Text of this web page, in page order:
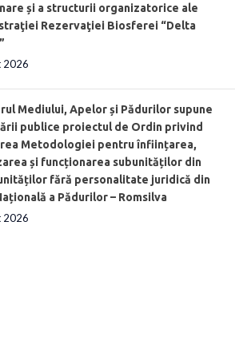
și a structurii organizatorice ale
Rezervaţiei Biosferei “Delta
2026
Mediului, Apelor și Pădurilor supune
publice proiectul de Ordin privind
Metodologiei pentru înființarea,
și funcționarea subunităților din
fără personalitate juridică din
a Pădurilor – Romsilva
2026